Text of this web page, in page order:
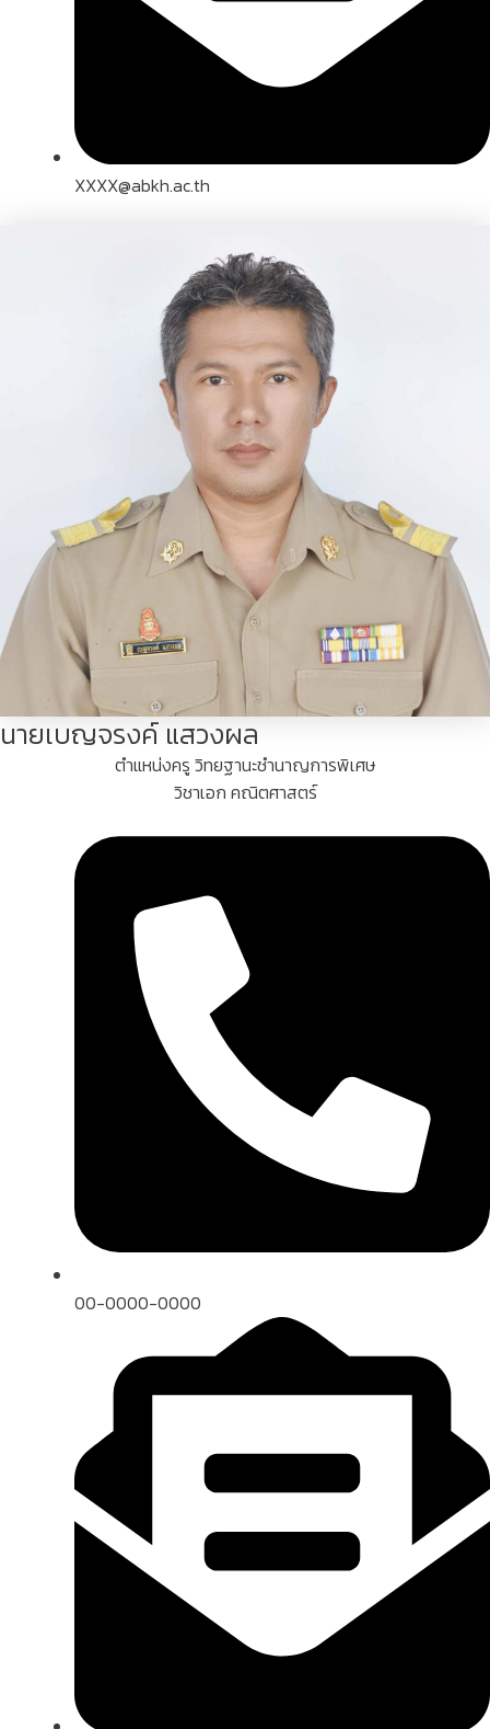
XXXX@abkh.ac.th
นายเบญจรงค์ แสวงผล
ตำแหน่งครู วิทยฐานะชำนาญการพิเศษ
วิชาเอก คณิตศาสตร์
00-0000-0000